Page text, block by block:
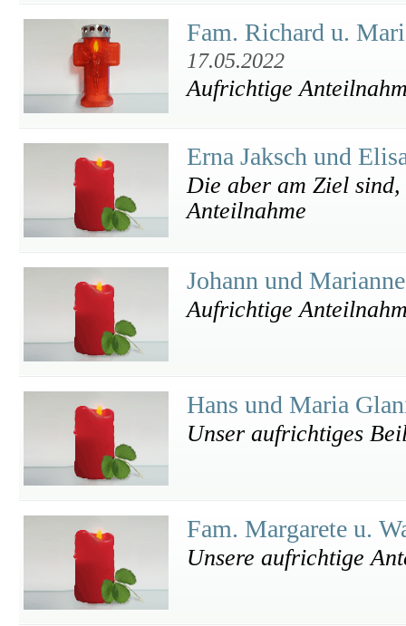
Fam. Richard u.
17.05.2022
Aufrichtige
Erna Jaksch und
Die aber am Ziel
Anteilnahme
Johann und
Aufrichtige
Hans und Maria
Unser aufrichtiges
Fam. Margarete u.
Unsere aufrichtige